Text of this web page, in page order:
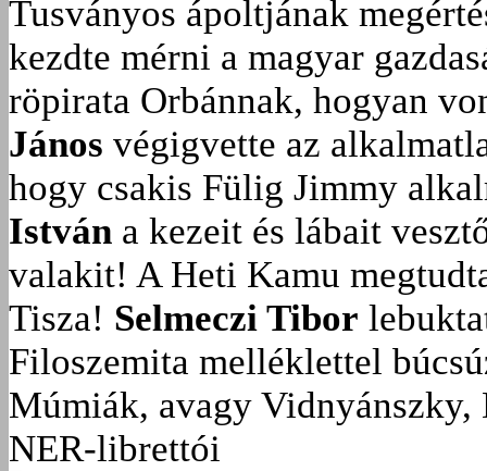
Tusványos ápoltjának
kezdte mérni a magyar
röpirata Orbánnak, hogyan
János végigvette az
hogy csakis Fülig Jimmy
István a kezeit és lábait
valakit! A Heti Kamu
Tisza! Selmeczi Tibor
Filoszemita melléklettel
Múmiák, avagy Vidnyánszky,
NER-librettói